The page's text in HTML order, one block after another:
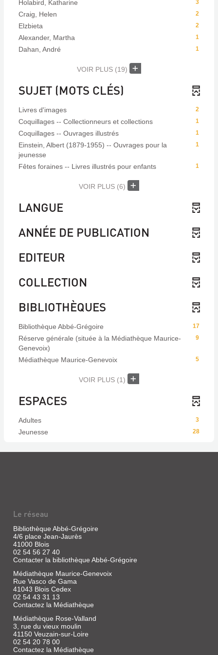
3
Holabird, Katharine
2
Craig, Helen
2
Elzbieta
1
Alexander, Martha
1
Dahan, André
VOIR PLUS (19)
SUJET (MOTS CLÉS)
2
Livres d'images
1
Coquillages -- Collectionneurs et collections
1
Coquillages -- Ouvrages illustrés
1
Einstein, Albert (1879-1955) -- Ouvrages pour la
jeunesse
1
Fêtes foraines -- Livres illustrés pour enfants
VOIR PLUS (6)
LANGUE
ANNÉE DE PUBLICATION
EDITEUR
COLLECTION
BIBLIOTHÈQUES
17
Bibliothèque Abbé-Grégoire
9
Réserve générale (située à la Médiathèque Maurice-
Genevoix)
5
Médiathèque Maurice-Genevoix
VOIR PLUS (1)
ESPACES
3
Adultes
28
Jeunesse
Le réseau
Bibliothèque Abbé-Grégoire
4/6 place Jean-Jaurès
41000 Blois
02 54 56 27 40
Contacter la bibliothèque Abbé-Grégoire
Médiathèque Maurice-Genevoix
Rue Vasco de Gama
41043 Blois Cedex
02 54 43 31 13
Contactez la Médiathèque
Médiathèque Rose-Valland
3, rue du vieux moulin
41150 Veuzain-sur-Loire
02 54 20 78 00
Contactez la Médiathèque